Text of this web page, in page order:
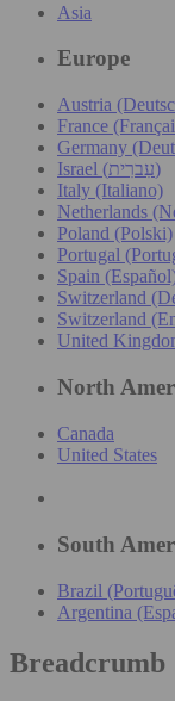
Asia
Europe
Austria
France
Germany
Israel (עִברִית)
Italy (Italiano)
Netherlands
Poland (Polski)
Portugal
Spain
Switzerland
Switzerland
United
North
Canada
United States
South
Brazil
Argentina
Breadcrumb